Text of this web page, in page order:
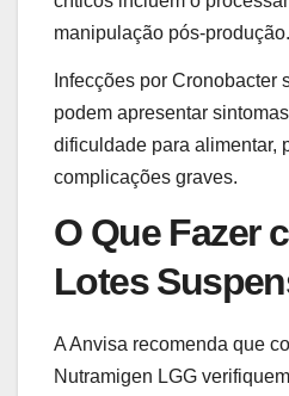
manipulação pós-produção.
Infecções por Cronobacter
podem apresentar
dificuldade para alimentar,
complicações graves.
O Que Fazer
Lotes
A Anvisa recomenda que
Nutramigen LGG